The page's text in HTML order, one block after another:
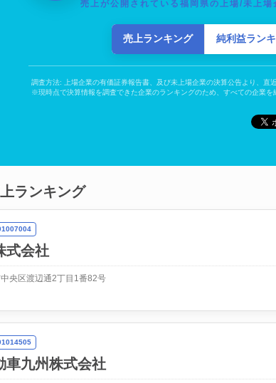
売上が公開されている福岡県の上場/未上
売上ランキング 純利益ラン
調査方法: 上場企業の有価証券報告書、及び未上場企業の決算公告より、直
※現時点で決算情報を調査できた企業のランキングのため、すべての企業を
ランキング
式会社
央区渡辺通2丁目1番82号
車九州株式会社